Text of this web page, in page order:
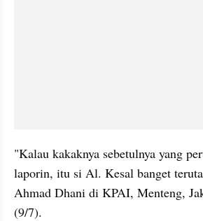
"Kalau kakaknya sebetulnya yang
laporin, itu si Al. Kesal banget
Ahmad Dhani di KPAI, Menteng,
(9/7).